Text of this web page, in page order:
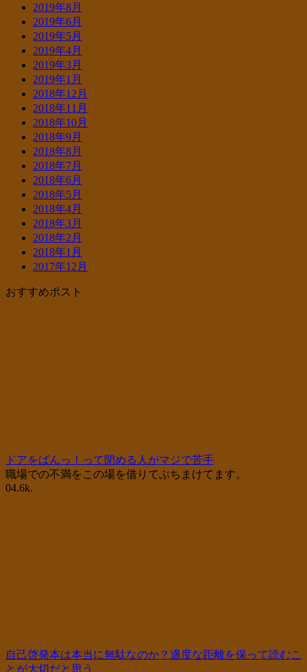
2019年8月
2019年6月
2019年5月
2019年4月
2019年3月
2019年1月
2018年12月
2018年11月
2018年10月
2018年9月
2018年8月
2018年7月
2018年6月
2018年5月
2018年4月
2018年3月
2018年2月
2018年1月
2017年12月
おすすめポスト
ドアをばんっ！って閉める人がマジで苦手
職場での不満をこの場を借りてぶちまけてます。
04.6k.
自己啓発本は本当に無駄なのか？適度な距離を保って読むこ
とが大切だと思う